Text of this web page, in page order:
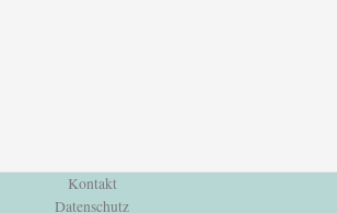
Kontakt
Datenschutz